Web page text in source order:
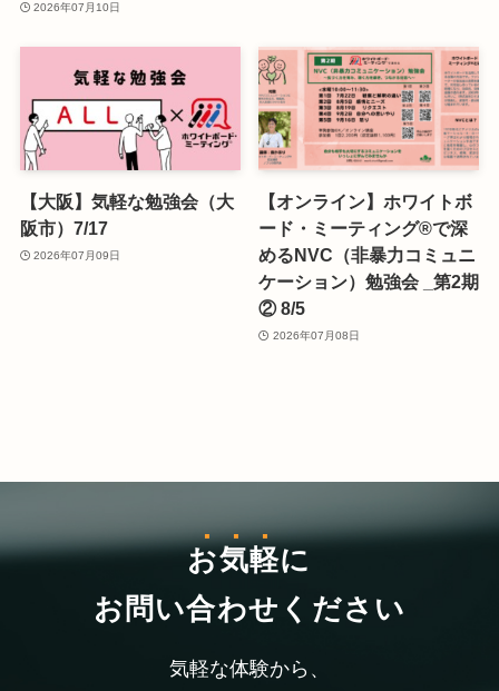
2026年07月10日
【大阪】気軽な勉強会（大
阪市）7/17
2026年07月09日
【オンライン】ホワイトボ
ード・ミーティング®で深
めるNVC（非暴力コミュニ
ケーション）勉強会 _第2期
② 8/5
2026年07月08日
お気軽に
お問い合わせください
気軽な体験から、